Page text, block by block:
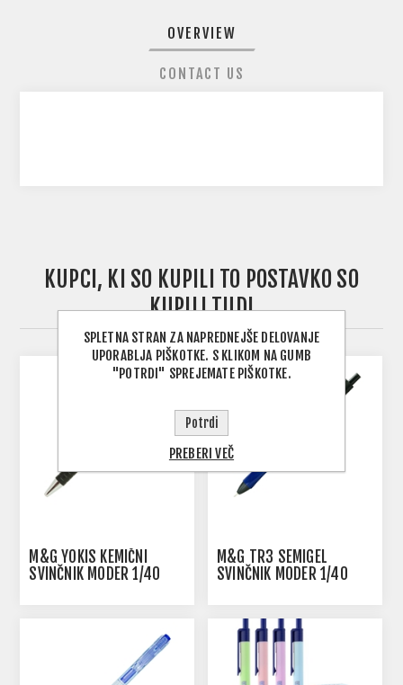
OVERVIEW
CONTACT US
KUPCI, KI SO KUPILI TO POSTAVKO SO
KUPILI TUDI
M&G YOKIS KEMIČNI
SVINČNIK MODER 1/40
M&G TR3 SEMIGEL
SVINČNIK MODER 1/40
SPLETNA STRAN ZA NAPREDNEJŠE DELOVANJE
UPORABLJA PIŠKOTKE. S KLIKOM NA GUMB
"POTRDI" SPREJEMATE PIŠKOTKE.
Potrdi
PREBERI VEČ